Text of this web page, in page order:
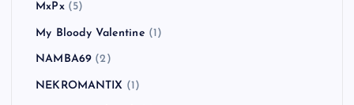
MxPx(5)
My Bloody Valentine (1)
NAMBA69 (2)
NEKROMANTIX (1)